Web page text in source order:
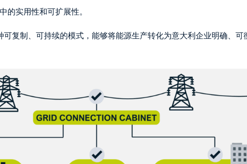
实用性和可扩展性。
复制、可持续的模式，能够将能源生产转化为意大利企业明确、可